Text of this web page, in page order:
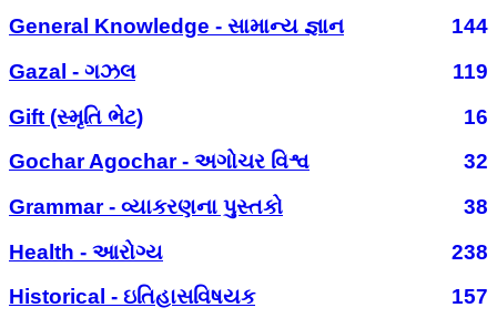
General Knowledge - સામાન્ય જ્ઞાન
144
Gazal - ગઝલ
119
Gift (સ્મૃતિ ભેટ)
16
Gochar Agochar - અગોચર વિશ્વ
32
Grammar - વ્યાકરણના પુસ્તકો
38
Health - આરોગ્ય
238
Historical - ઇતિહાસવિષયક
157